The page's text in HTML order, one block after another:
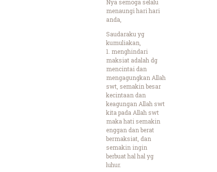
Nya semoga selalu
menaungi hari hari
anda,
Saudaraku yg
kumuliakan,
1. menghindari
maksiat adalah dg
mencintai dan
mengagungkan Allah
swt, semakin besar
kecintaan dan
keagungan Allah swt
kita pada Allah swt
maka hati semakin
enggan dan berat
bermaksiat, dan
semakin ingin
berbuat hal hal yg
luhur.